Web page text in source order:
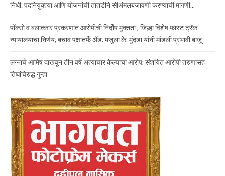
निधी, पदनियुक्त्या आणि योजनांची तातडीने सीअंमलबजावणी करण्याची मागणी…
पॉक्सो व बलात्कार प्रकरणात आरोपीची निर्दोष मुक्तता ; जिल्हा विशेष फास्ट ट्रॅक
न्यायालयाचा निर्णय; बचाव पक्षातर्फे ॲड. मंजुला के. मुंदडा यांनी मांडली प्रभावी बाजू :
लग्नाचे आमिष दाखवून तीन वर्षे अत्याचार केल्याचा आरोप; संशयित आरोपी तरुणासह
तिघांविरुद्ध गुन्हा